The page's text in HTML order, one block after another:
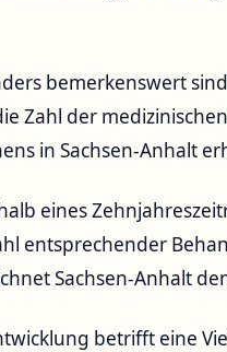
bemerkenswert
Zahl der
in Sachsen-Anhalt
eines
entsprechender
Sachsen-Anhalt
betrifft eine